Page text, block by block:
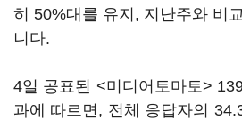
히 50%대를 유지, 지난주와 비
니다.
4일 공표된 <미디어토마토>
과에 따르면, 전체 응답자의